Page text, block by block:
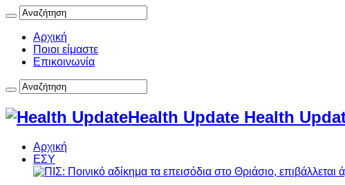
Αρχική
Ποιοι είμαστε
Επικοινωνία
Health Update Health
Αρχική
ΕΣΥ